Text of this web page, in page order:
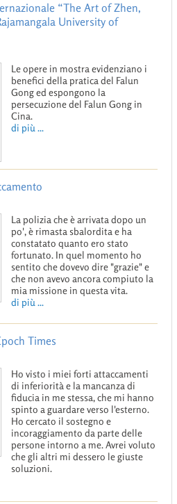
“The Art of Zhen,
University of
Le opere in mostra evidenziano i
benefici della pratica del Falun
Gong ed espongono la
persecuzione del Falun Gong in
Cina.
di più ...
La polizia che è arrivata dopo un
po', è rimasta sbalordita e ha
constatato quanto ero stato
fortunato. In quel momento ho
sentito che dovevo dire "grazie" e
che non avevo ancora compiuto la
mia missione in questa vita.
di più ...
Times
Ho visto i miei forti attaccamenti
di inferiorità e la mancanza di
fiducia in me stessa, che mi hanno
spinto a guardare verso l'esterno.
Ho cercato il sostegno e
incoraggiamento da parte delle
persone intorno a me. Avrei voluto
che gli altri mi dessero le giuste
soluzioni.